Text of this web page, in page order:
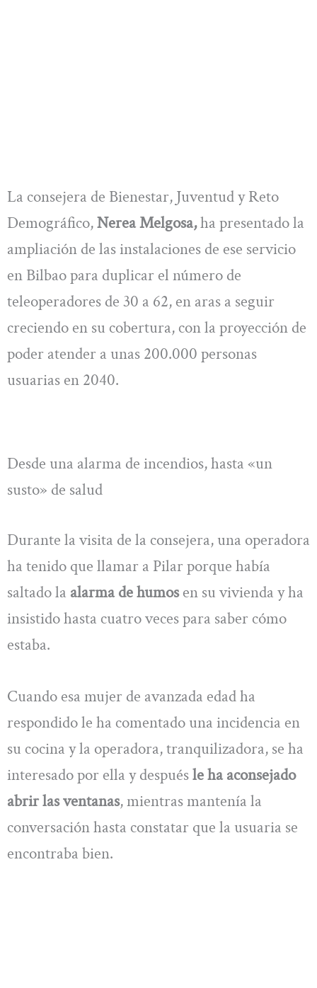
La consejera de Bienestar, Juventud y Reto
Demográfico,Nerea Melgosa,ha presentado la
ampliación de las instalaciones de ese servicio
en Bilbao para duplicar el número de
teleoperadores de 30 a 62, en aras a seguir
creciendo en su cobertura, con la proyección de
poder atender a unas 200.000 personas
usuarias en 2040.
Desde una alarma de incendios, hasta «un
susto» de salud
Durante la visita de la consejera, una operadora
ha tenido que llamar a Pilar porque había
saltado la alarma de humosen su vivienda y ha
insistido hasta cuatro veces para saber cómo
estaba.
Cuando esa mujer de avanzada edad ha
respondido le ha comentado una incidencia en
su cocina y la operadora, tranquilizadora, se ha
interesado por ella y despuésle ha aconsejado
abrir las ventanas, mientras mantenía la
conversación hasta constatar que la usuaria se
encontraba bien.